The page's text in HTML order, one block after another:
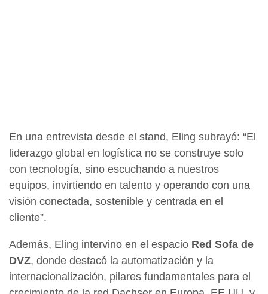
En una entrevista desde el stand, Eling subrayó: “El
liderazgo global en logística no se construye solo
con tecnología, sino escuchando a nuestros
equipos, invirtiendo en talento y operando con una
visión conectada, sostenible y centrada en el
cliente”.
Además, Eling intervino en el espacio Red Sofa de
DVZ, donde destacó la automatización y la
internacionalización, pilares fundamentales para el